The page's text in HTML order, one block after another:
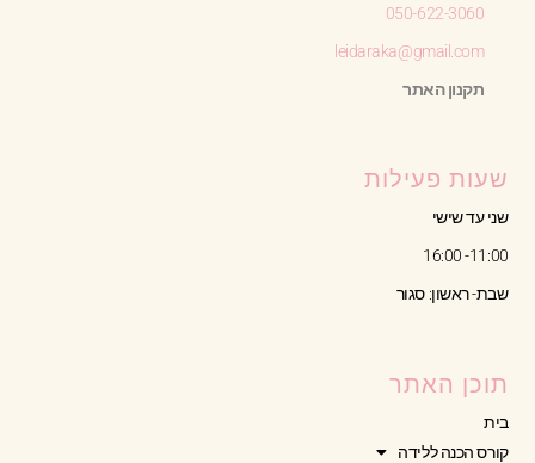
050-622-3060
leidaraka@gmail.com
תקנון האתר
שעות פעילות
שני עד שישי
11:00- 16:00
שבת- ראשון: סגור
תוכן האתר
בית
קורס הכנה ללידה